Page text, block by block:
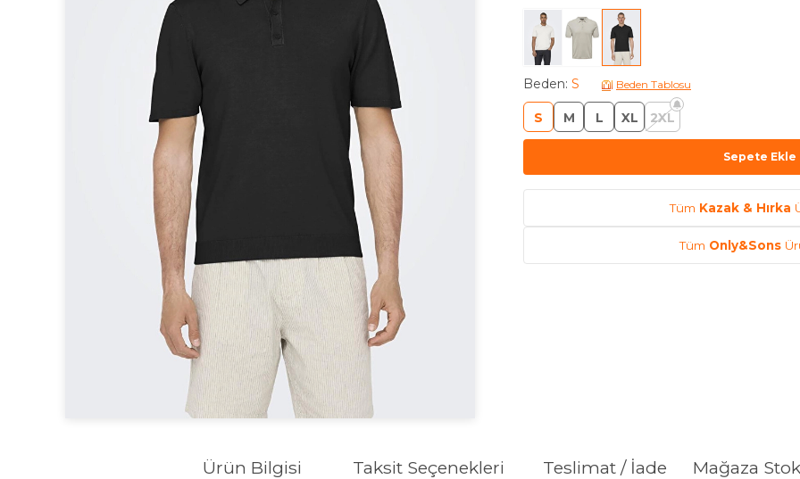
Beden: S Beden Tablosu
S M L XL 2XL
Sepete Ekle
Tüm Kazak & Hırka
Tüm Only&Sons
Ürün Bilgisi Taksit Seçenekleri Teslimat / İade Mağaza